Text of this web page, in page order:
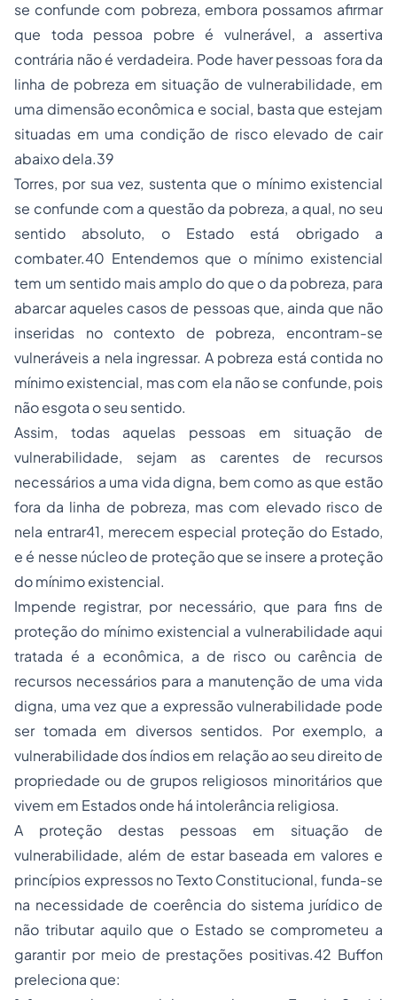
se confunde com pobreza, embora possamos afirmar
que toda pessoa pobre é vulnerável, a assertiva
contrária não é verdadeira. Pode haver pessoas fora da
linha de pobreza em situação de vulnerabilidade, em
uma dimensão econômica e social, basta que estejam
situadas em uma condição de risco elevado de cair
abaixo dela.39
Torres, por sua vez, sustenta que o mínimo existencial
se confunde com a questão da pobreza, a qual, no seu
sentido absoluto, o Estado está obrigado a
combater.40 Entendemos que o mínimo existencial
tem um sentido mais amplo do que o da pobreza, para
abarcar aqueles casos de pessoas que, ainda que não
inseridas no contexto de pobreza, encontram-se
vulneráveis a nela ingressar. A pobreza está contida no
mínimo existencial, mas com ela não se confunde, pois
não esgota o seu sentido.
Assim, todas aquelas pessoas em situação de
vulnerabilidade, sejam as carentes de recursos
necessários a uma vida digna, bem como as que estão
fora da linha de pobreza, mas com elevado risco de
nela entrar41, merecem especial proteção do Estado,
e é nesse núcleo de proteção que se insere a proteção
do mínimo existencial.
Impende registrar, por necessário, que para fins de
proteção do mínimo existencial a vulnerabilidade aqui
tratada é a econômica, a de risco ou carência de
recursos necessários para a manutenção de uma vida
digna, uma vez que a expressão vulnerabilidade pode
ser tomada em diversos sentidos. Por exemplo, a
vulnerabilidade dos índios em relação ao seu direito de
propriedade ou de grupos religiosos minoritários que
vivem em Estados onde há intolerância religiosa.
A proteção destas pessoas em situação de
vulnerabilidade, além de estar baseada em valores e
princípios expressos no Texto Constitucional, funda-se
na necessidade de coerência do sistema jurídico de
não tributar aquilo que o Estado se comprometeu a
garantir por meio de prestações positivas.42 Buffon
preleciona que: